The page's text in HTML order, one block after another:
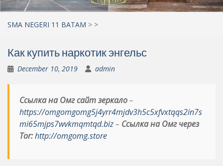
SMA NEGERI 11 BATAM > >
Как купить наркотик энгельс
December 10, 2019 admin
Ссылка на Омг сайт зеркало–
https://omgomgomg5j4yrr4mjdv3h5c5xfvxtqqs2in7s
mi65mjps7wvkmqmtqd.biz– Ссылка на Омг через
Tor:http://omgomg.store